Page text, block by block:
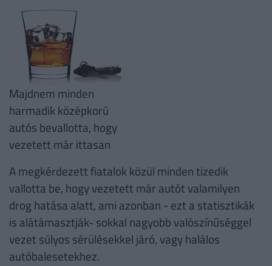
Majdnem minden
harmadik középkorú
autós bevallotta, hogy
vezetett már ittasan
A megkérdezett fiatalok közül minden tizedik
vallotta be, hogy vezetett már autót valamilyen
drog hatása alatt, ami azonban - ezt a statisztikák
is alátámasztják- sokkal nagyobb valószínűséggel
vezet súlyos sérülésekkel járó, vagy halálos
autóbalesetekhez.